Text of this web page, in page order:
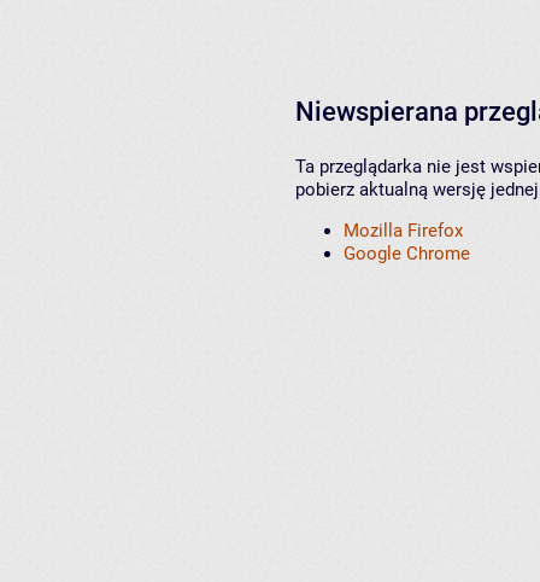
Niewspierana
Ta przeglądarka nie jest
pobierz aktualną wersję
Mozilla Firefox
Google Chrome